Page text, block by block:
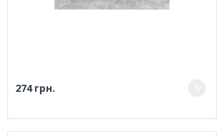
274 грн.